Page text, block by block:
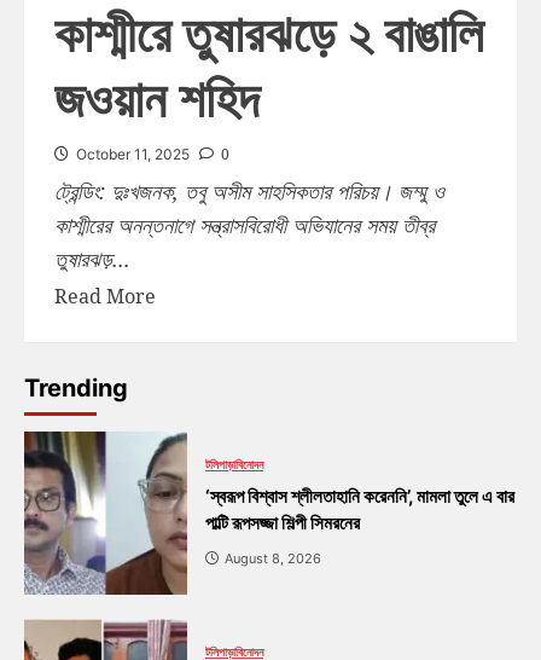
কাশ্মীরে তুষারঝড়ে ২ বাঙালি
জওয়ান শহিদ
October 11, 2025 0
ট্রেন্ডিং: দুঃখজনক, তবু অসীম সাহসিকতার পরিচয়। জম্মু ও
কাশ্মীরের অনন্তনাগে সন্ত্রাসবিরোধী অভিযানের সময় তীব্র
তুষারঝড়...
Read More
Trending
টলিপাড়াবিনোদন
‘স্বরূপ বিশ্বাস শ্লীলতাহানি করেননি’, মামলা তুলে এ বার
পাল্টি রূপসজ্জা শিল্পী সিমরনের
August 8, 2026
টলিপাড়াবিনোদন